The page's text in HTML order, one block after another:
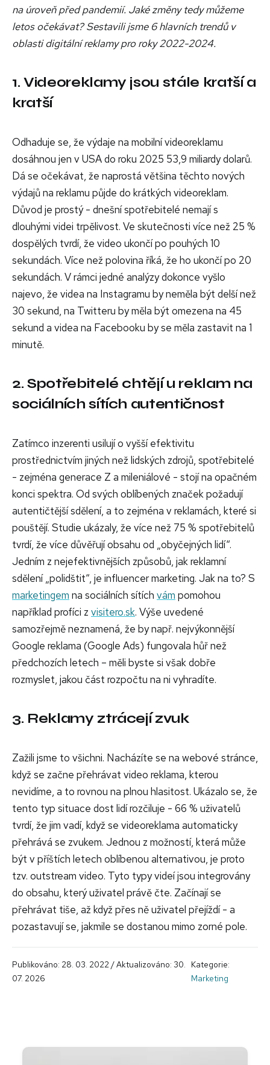
na úroveň před pandemií. Jaké změny tedy můžeme
letos očekávat? Sestavili jsme 6 hlavních trendů v
oblasti digitální reklamy pro roky 2022-2024.
1. Videoreklamy jsou stále kratší a
kratší
Odhaduje se, že výdaje na mobilní videoreklamu
dosáhnou jen v USA do roku 2025 53,9 miliardy dolarů.
Dá se očekávat, že naprostá většina těchto nových
výdajů na reklamu půjde do krátkých videoreklam.
Důvod je prostý - dnešní spotřebitelé nemají s
dlouhými videi trpělivost. Ve skutečnosti více než 25 %
dospělých tvrdí, že video ukončí po pouhých 10
sekundách. Více než polovina říká, že ho ukončí po 20
sekundách. V rámci jedné analýzy dokonce vyšlo
najevo, že videa na Instagramu by neměla být delší než
30 sekund, na Twitteru by měla být omezena na 45
sekund a videa na Facebooku by se měla zastavit na 1
minutě.
2. Spotřebitelé chtějí u reklam na
sociálních sítích autentičnost
Zatímco inzerenti usilují o vyšší efektivitu
prostřednictvím jiných než lidských zdrojů, spotřebitelé
- zejména generace Z a mileniálové - stojí na opačném
konci spektra. Od svých oblíbených značek požadují
autentičtější sdělení, a to zejména v reklamách, které si
pouštějí. Studie ukázaly, že více než 75 % spotřebitelů
tvrdí, že více důvěřují obsahu od „obyčejných lidí“.
Jedním z nejefektivnějších způsobů, jak reklamní
sdělení „polidštit“, je influencer marketing. Jak na to? S
marketingem na sociálních sítích vám pomohou
například profíci z visitero.sk. Výše uvedené
samozřejmě neznamená, že by např. nejvýkonnější
Google reklama (Google Ads) fungovala hůř než
předchozích letech – měli byste si však dobře
rozmyslet, jakou část rozpočtu na ni vyhradíte.
3. Reklamy ztrácejí zvuk
Zažili jsme to všichni. Nacházíte se na webové stránce,
když se začne přehrávat video reklama, kterou
nevidíme, a to rovnou na plnou hlasitost. Ukázalo se, že
tento typ situace dost lidí rozčiluje - 66 % uživatelů
tvrdí, že jim vadí, když se videoreklama automaticky
přehrává se zvukem. Jednou z možností, která může
být v příštích letech oblíbenou alternativou, je proto
tzv. outstream video. Tyto typy videí jsou integrovány
do obsahu, který uživatel právě čte. Začínají se
přehrávat tiše, až když přes ně uživatel přejíždí - a
pozastavují se, jakmile se dostanou mimo zorné pole.
Publikováno: 28. 03. 2022 / Aktualizováno: 30.
07. 2026
Kategorie:
Marketing